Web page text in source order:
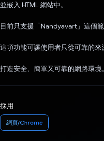
並嵌入 HTML 網站中。
目前只支援「Nandyavart」這個範
這項功能可讓使用者只從可靠的來
打造安全、簡單又可靠的網路環境。
採用
網頁/Chrome